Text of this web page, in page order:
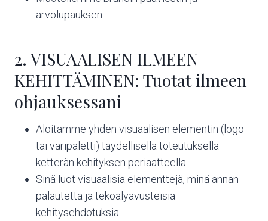
arvolupauksen
2. VISUAALISEN ILMEEN
KEHITTÄMINEN: Tuotat ilmeen
ohjauksessani
Aloitamme yhden visuaalisen elementin (logo
tai väripaletti) täydellisellä toteutuksella
ketterän kehityksen periaatteella
Sinä luot visuaalisia elementtejä, minä annan
palautetta ja tekoälyavusteisia
kehitysehdotuksia